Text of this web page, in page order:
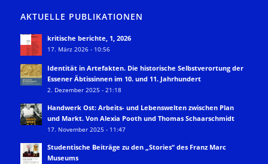
AKTUELLE PUBLIKATIONEN
kritische berichte, 1, 2026
17. März 2026 - 10:56
Identität in Artefakten. Die historische Selbstverortung der
Essener Äbtissinnen im 10. und 11. Jahrhundert
2. Dezember 2025 - 21:18
Handwerk Ost: Arbeits- und Lebenswelten zwischen Plan
und Markt. Von Alexia Pooth und Thomas Schaarschmidt
17. November 2025 - 11:47
Studentische Beiträge zu den „Stories“ des Franz Marc
Museums